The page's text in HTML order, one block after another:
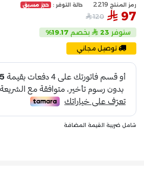
رمز المنتج 2219 حالة التوفر : حجز مسبق
97
120
ستوفر 23 بخصم19.17%
توصيل مجاني
شامل ضريبة القيمة المضافة